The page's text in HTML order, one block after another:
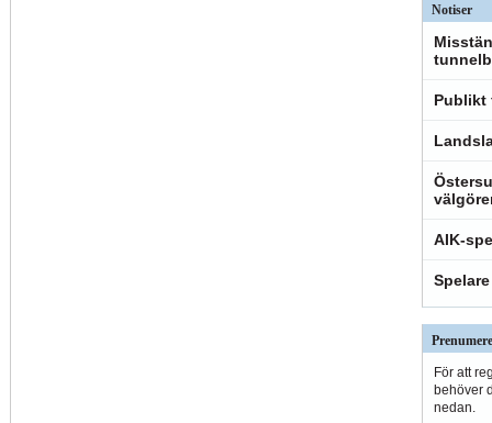
Notiser
Publikt
AIK-
För att
behöver
nedan.